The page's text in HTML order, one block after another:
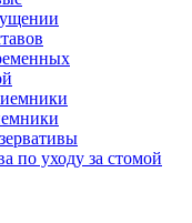
по уходу за стомой